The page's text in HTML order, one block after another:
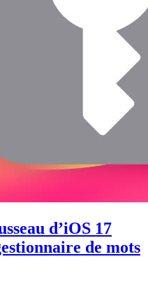
d’iOS 17
de mots